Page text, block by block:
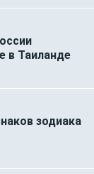
в Таиланде
зодиака